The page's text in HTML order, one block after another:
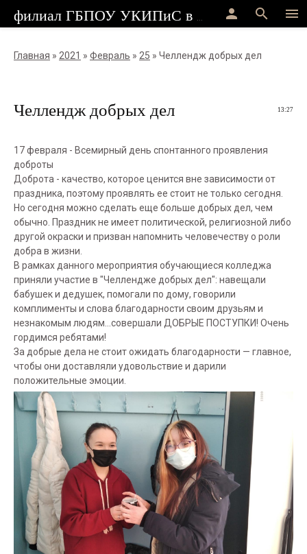
menu
search
person
Главная » 2021 » Февраль » 25 » Челлендж добрых дел
13:27
Челлендж добрых дел
17 февраля - Всемирный день спонтанного проявления
доброты
Доброта - качество, которое ценится вне зависимости от
праздника, поэтому проявлять ее стоит не только сегодня.
Но сегодня можно сделать еще больше добрых дел, чем
обычно. Праздник не имеет политической, религиозной либо
другой окраски и призван напомнить человечеству о роли
добра в жизни.
В рамках данного мероприятия обучающиеся колледжа
приняли участие в "Челлендже добрых дел": навещали
бабушек и дедушек, помогали по дому, говорили
комплименты и слова благодарности своим друзьям и
незнакомым людям...совершали ДОБРЫЕ ПОСТУПКИ! Очень
гордимся ребятами!
За добрые дела не стоит ожидать благодарности — главное,
чтобы они доставляли удовольствие и дарили
положительные эмоции.